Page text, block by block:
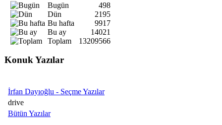
Bugün
498
Dün
2195
Bu hafta
9917
Bu ay
14021
Toplam
13209566
Konuk Yazılar
İrfan Dayıoğlu - Seçme Yazılar
drive
Bütün Yazılar